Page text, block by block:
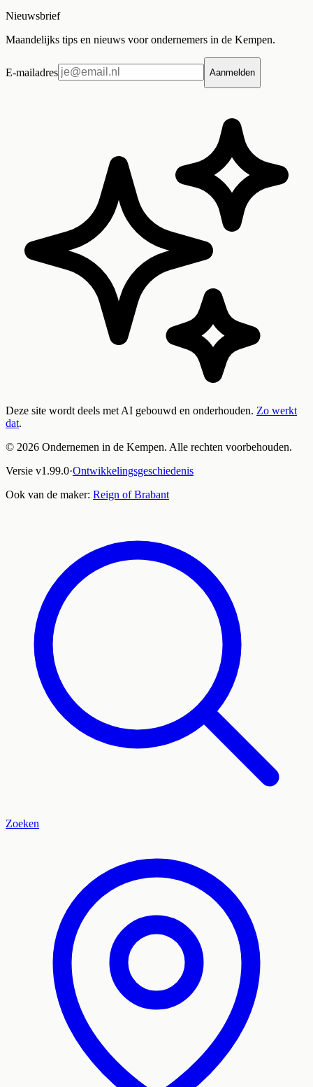
Nieuwsbrief
Maandelijks tips en nieuws voor ondernemers in de Kempen.
E-mailadres Aanmelden
Deze site wordt deels met AI gebouwd en onderhouden. Zo werkt
dat.
© 2026 Ondernemen in de Kempen. Alle rechten voorbehouden.
Versie v1.99.0·Ontwikkelingsgeschiedenis
Ook van de maker: Reign of Brabant
Zoeken